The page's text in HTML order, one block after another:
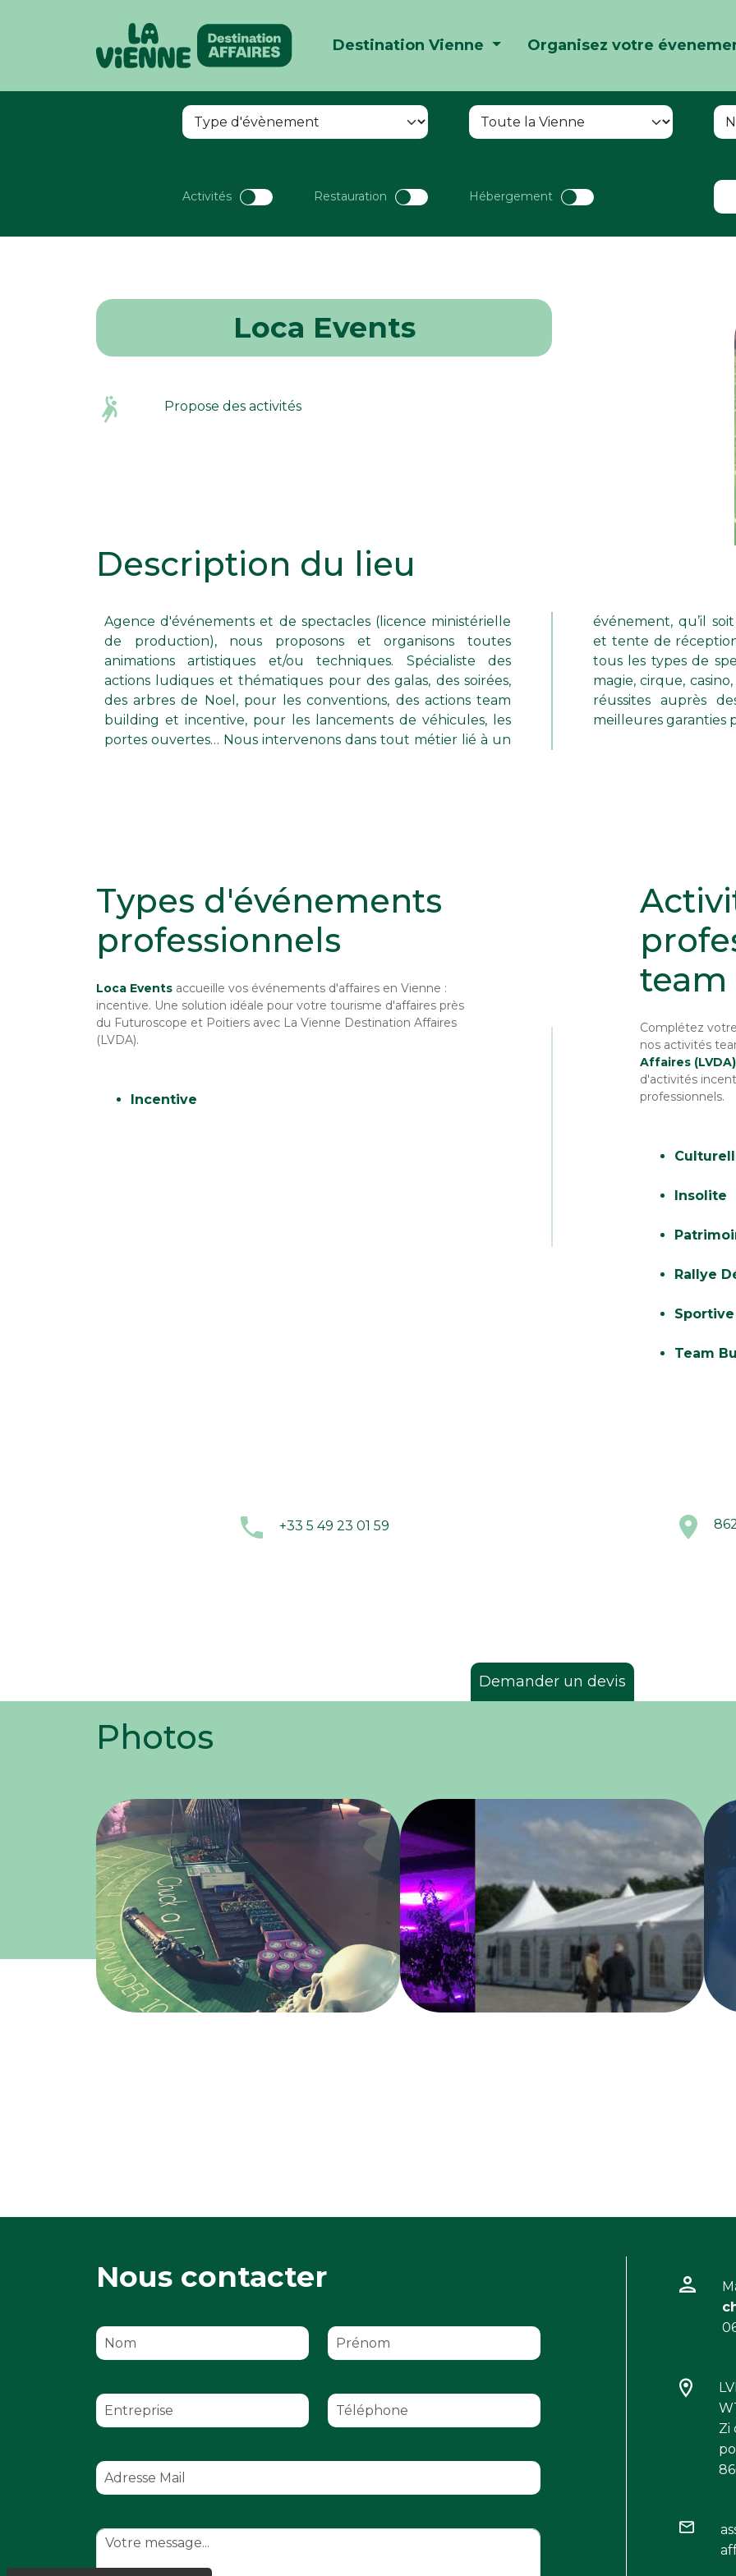
Destination Vienne Organisez votre
Activités Restauration Hébergement
Loca Events
Propose des activités
Description du lieu
Agence d'événements et de spectacles (licence ministérielle
de production), nous proposons et organisons toutes
animations artistiques et/ou techniques. Spécialiste des
actions ludiques et thématiques pour des galas, des soirées,
des arbres de Noel, pour les conventions, des actions team
building et incentive, pour les lancements de véhicules, les
portes ouvertes… Nous intervenons dans tout métier lié à un
événement, qu’il soit audiovisuel, réceptif, sportif, chapiteau
et tente de réception, sonorisation et éclairage. Nous gérons
tous les types de spectacle et d’animation, vedette, cabaret,
magie, cirque, casino, créole, chine,… Notre expérience et nos
réussites auprès des entreprises et collectivités sont les
meilleures garanties
Types d'événements
professionnels
Loca Events accueille vos événements d'affaires en Vienne :
incentive. Une solution idéale pour votre tourisme d'affaires près
du Futuroscope et Poitiers avec La Vienne Destination Affaires
(LVDA).
Incentive
Complétez
nos activités
Affaires (LVDA)
d'activités
professionnels.
Insolite
Rallye
Sportive
Team
+33 5 49 23 01 59
Demander un devis
Quel type de groupe ?
Date de votre événement
Photos
Nous contacter
Zi
Panneau de gestion des cookies